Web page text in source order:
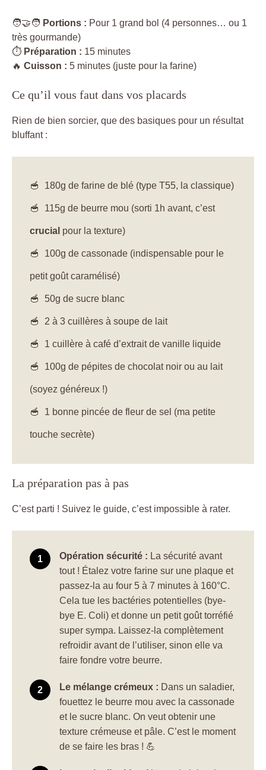
🧑‍🤝‍🧑 Portions : Pour 1 grand bol (4 personnes… ou 1
très gourmande)
⏱️ Préparation : 15 minutes
🔥 Cuisson : 5 minutes (juste pour la farine)
Ce qu’il vous faut dans vos placards
Rien de bien sorcier, que des basiques pour un résultat
bluffant :
180g de farine de blé (type T55, la classique)
115g de beurre mou (sorti 1h avant, c’est
crucial pour la texture)
100g de cassonade (indispensable pour le
petit goût caramélisé)
50g de sucre blanc
2 à 3 cuillères à soupe de lait
1 cuillère à café d’extrait de vanille liquide
100g de pépites de chocolat noir ou au lait
(soyez généreux !)
1 bonne pincée de fleur de sel (ma petite
touche secrète)
La préparation pas à pas
C’est parti ! Suivez le guide, c’est impossible à rater.
Opération sécurité : La sécurité avant
tout ! Étalez votre farine sur une plaque et
passez-la au four 5 à 7 minutes à 160°C.
Cela tue les bactéries potentielles (bye-
bye E. Coli) et donne un petit goût torréfié
super sympa. Laissez-la complètement
refroidir avant de l’utiliser, sinon elle va
faire fondre votre beurre.
Le mélange crémeux : Dans un saladier,
fouettez le beurre mou avec la cassonade
et le sucre blanc. On veut obtenir une
texture crémeuse et pâle. C’est le moment
de se faire les bras ! 💪